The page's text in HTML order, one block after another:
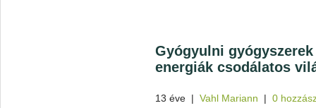
Gyógyulni
energiák csodálatos
13 éve | Vahl Mariann | 0